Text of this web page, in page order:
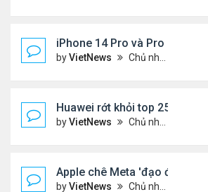
iPhone 14 Pro và Pro Max
byVietNews Chủ nhật Tháng 4 17, 2022 8:53 pm
Huawei rớt khỏi top 25 nhà
byVietNews Chủ nhật Tháng 4 17, 2022 8:51 pm
Apple chê Meta 'đạo đức giả'
byVietNews Chủ nhật Tháng 4 17, 2022 8:49 pm